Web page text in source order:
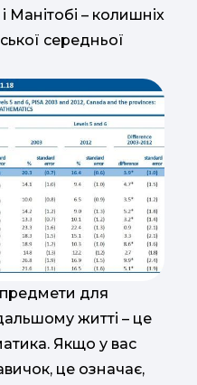
Манітобі – колишніх
середньої
для
житті – це
Якщо у вас
це означає,